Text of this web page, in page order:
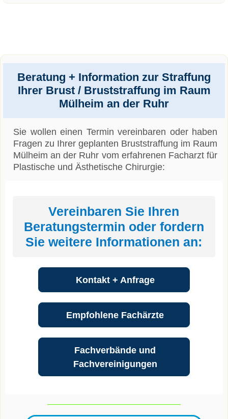
Beratung + Information zur Straffung
Ihrer Brust / Bruststraffung im Raum
Mülheim an der Ruhr
Sie wollen einen Termin vereinbaren oder haben
Fragen zu Ihrer geplanten Bruststraffung im Raum
Mülheim an der Ruhr vom erfahrenen Facharzt für
Plastische und Ästhetische Chirurgie:
Vereinbaren Sie Ihren
Beratungstermin oder fordern
Sie weitere Informationen an:
Kontakt + Anfrage
Empfohlene Fachärzte
Fachverbände und
Fachvereinigungen